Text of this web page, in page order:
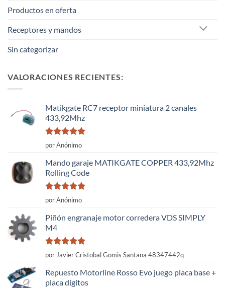
Productos en oferta
Receptores y mandos
Sin categorizar
VALORACIONES RECIENTES:
Matikgate RC7 receptor miniatura 2 canales
433,92Mhz
Valorado
con
por Anónimo
Mando garaje MATIKGATE COPPER 433,92Mhz
Rolling Code
Valorado
con
por Anónimo
Piñón engranaje motor corredera VDS SIMPLY
M4
Valorado
con
por Javier Cristobal Gomis Santana 48347442q
Repuesto Motorline Rosso Evo juego placa base +
placa dígitos